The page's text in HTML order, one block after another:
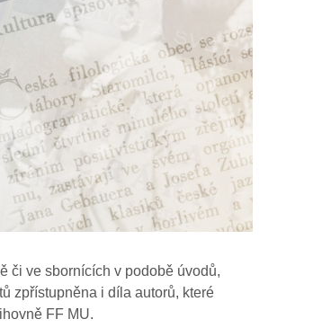
či ve sbornících v podobě úvodů,
zpřístupněna i díla autorů, které
FF MU.